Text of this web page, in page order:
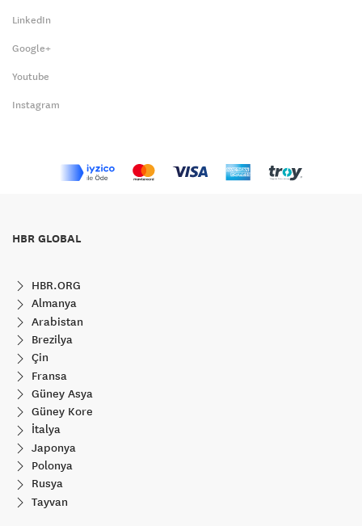
LinkedIn
Google+
Youtube
Instagram
HBR GLOBAL
HBR.ORG
Almanya
Arabistan
Brezilya
Çin
Fransa
Güney Asya
Güney Kore
İtalya
Japonya
Polonya
Rusya
Tayvan